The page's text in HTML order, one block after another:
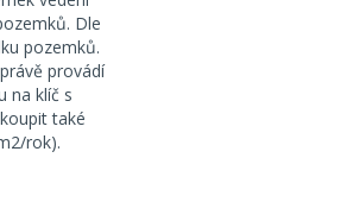
Dle
pozemků.
provádí
na klíč s
také
rok).